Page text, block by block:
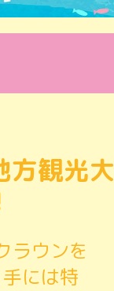
方観光大
ラウンを
には特